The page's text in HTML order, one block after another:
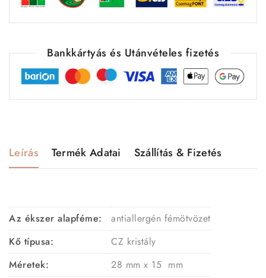
Bankkártyás és Utánvételes fizetés
Leírás Termék Adatai Szállítás & Fizetés
Az ékszer alapféme:
antiallergén fémötvözet
Kő típusa:
CZ kristály
Méretek:
28 mm x 15 mm